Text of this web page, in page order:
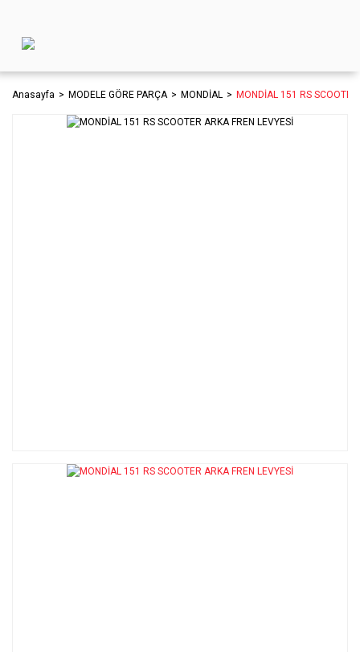
Anasayfa MODELE GÖRE PARÇA MONDİAL MONDİAL 151 RS